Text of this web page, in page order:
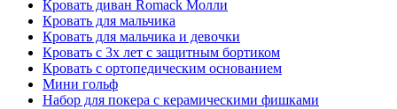
Кровать диван Romack Молли
Кровать для мальчика
Кровать для мальчика и девочки
Кровать с 3х лет с защитным бортиком
Кровать с ортопедическим основанием
Мини гольф
Набор для покера с керамическими фишками